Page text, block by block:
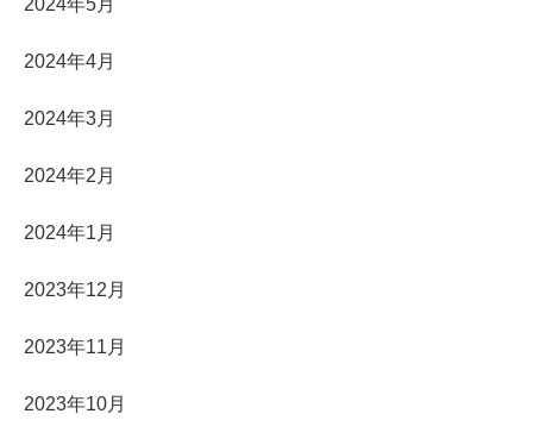
2024年5月
2024年4月
2024年3月
2024年2月
2024年1月
2023年12月
2023年11月
2023年10月